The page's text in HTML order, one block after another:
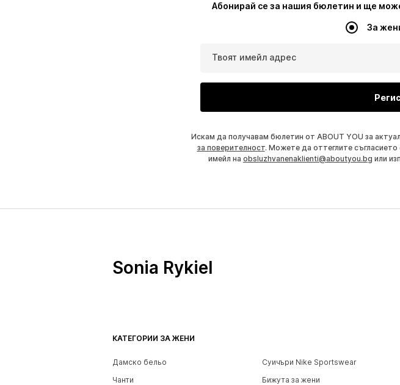
Абонирай се за нашия бюлетин и ще
За
Твоят имейл адрес
Искам да получавам бюлетин от ABOUT YOU за
за поверителност. Можете да оттеглите
имейл на obsluzhvanenaklienti@aboutyou.bg или
КАТЕГОРИИ ЗА ЖЕНИ
Дамско бельо Суичъри Nike Sportswear
Чанти
Бижута за жени
Sonia Rykiel